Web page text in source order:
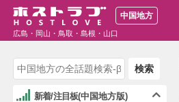
中国地方
広島・岡山・鳥取・島根・山口
検索
新着/注目板(中国地方版)